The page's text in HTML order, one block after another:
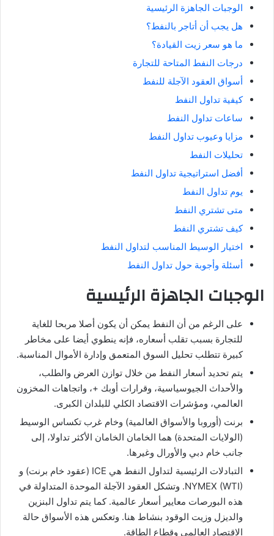
الوجبات الجاهزة الرئيسية
هل يجب أن أتاجر بالنفط؟
ما هو سعر زيت القيادة؟
درجات النفط المتاحة للتجارة
أسواق العقود الآجلة للنفط
كيفية تداول النفط
ساعات تداول النفط
مزايا وعيوب تداول النفط
تحليلات النفط
أفضل استراتيجية تداول النفط
يوم تداول النفط
متى تشتري النفط
كيف تشتري النفط
اختيار الوسيط المناسب لتداول النفط
أسئلة وأجوبة حول تداول النفط
الوجبات الجاهزة الرئيسية
على الرغم من أن النفط يمكن أن يكون أصلا مربحا للغاية
للتجارة بسبب تقلب أسعاره، فإنه ينطوي أيضا على مخاطر
كبيرة تتطلب تحليل السوق المتعمق وإدارة الأموال المناسبة.
يتم تحديد أسعار النفط من خلال توازن العرض والطلب،
والأحداث الجيوسياسية، وقرارات أوبك +، واتجاهات المخزون
العالمي، ومؤشرات الاقتصاد الكلي للبلدان الكبرى.
برنت (أوروبا والأسواق العالمية) وخام غرب تكساس الوسيط
(الولايات المتحدة) هما الخامان الخامان الأكثر تداولا، إلى
جانب خام دبي والأورال وغيرها.
التبادلات الرئيسية لتداول النفط هي ICE (عقود خام برنت) و
NYMEX (WTI). وتشكل العقود الآجلة الموحدة المتداولة في
هذه البورصات معايير أسعار عالمية. كما يتم تداول البنزين
والديزل وزيت الوقود بنشاط هنا. وتعكس هذه الأسواق حالة
الاقتصاد العالمي وقطاع الطاقة.